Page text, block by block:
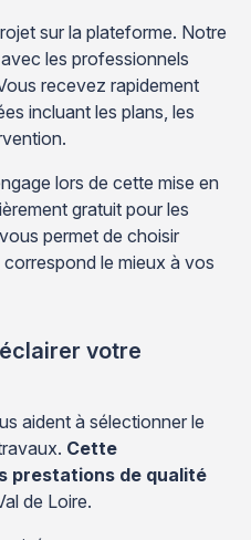
sur la plateforme. Notre
les professionnels
recevez rapidement
incluant les plans, les
lors de cette mise en
gratuit pour les
permet de choisir
le mieux à vos
votre
aident à sélectionner le
Cette
prestations de qualité
de Loire.